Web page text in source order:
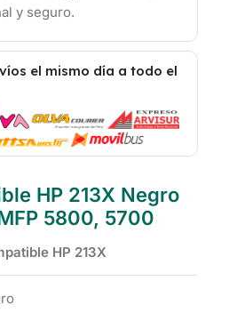
y seguro.
el mismo día a todo el
HP 213X Negro
5800, 5700
HP 213X